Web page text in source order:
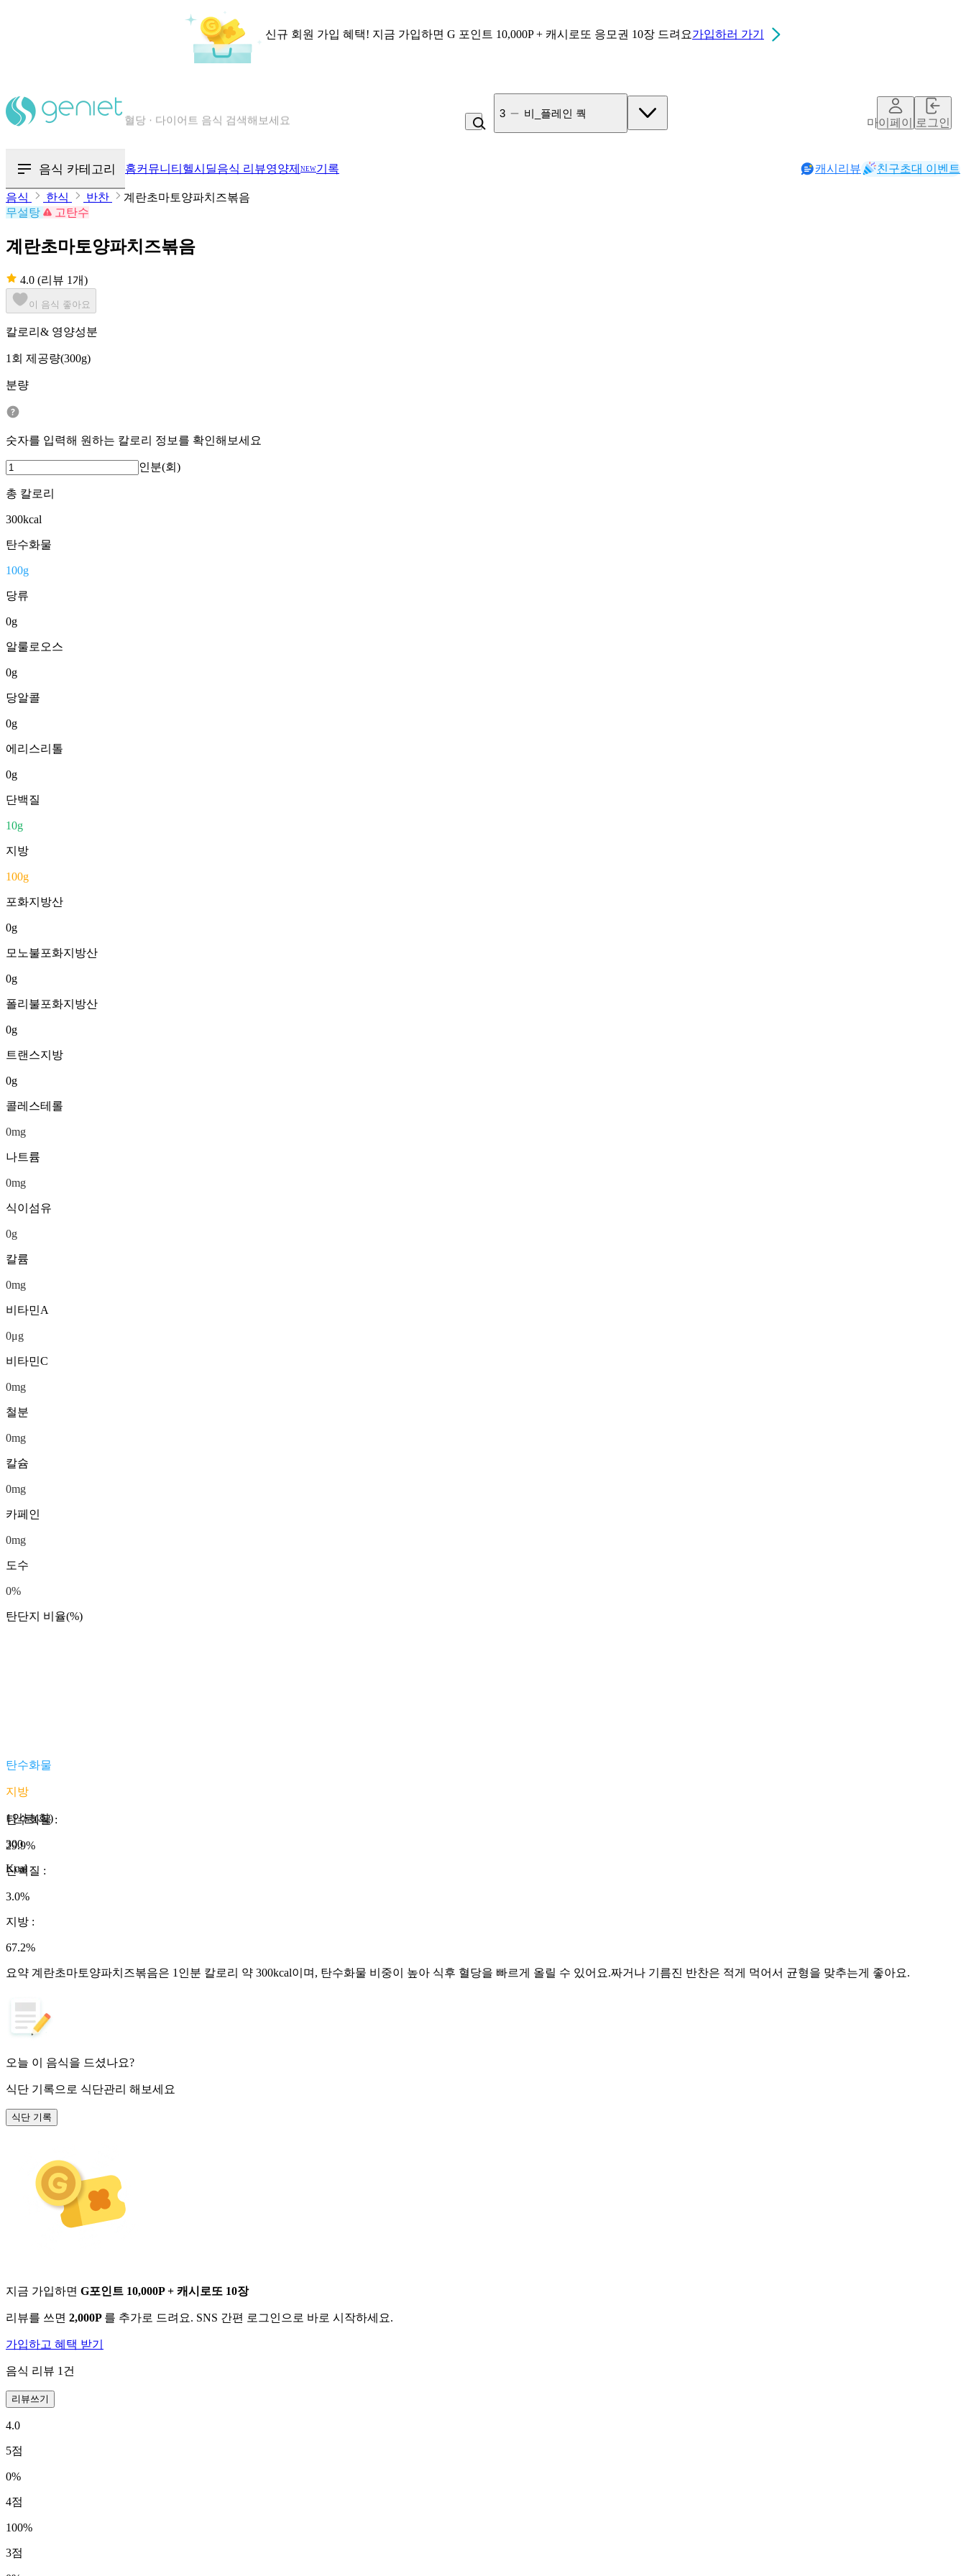
신규 회원 가입 혜택! 지금 가입하면 G 포인트 10,000P + 캐시로또 응모권 10장 드려요가입하러 가기
칼로리와 영양성분을 검색해보세요
4 미각제빵소 더블스콘
마이페이지로그인
음식 카테고리 홈커뮤니티 헬시딜음식 리뷰영양제 NEW기록 캐시리뷰 친구초대 이벤트
음식 한식 반찬
계란초마토양파치즈볶음
무설탕
고탄수
계란초마토양파치즈볶음
4.0 (리뷰 1개)
이 음식 좋아요
칼로리& 영양성분
1회 제공량(300g)
분량
숫자를 입력해 원하는 칼로리 정보를 확인해보세요
인분(회)
총 칼로리
300kcal
탄수화물
100g
당류
0g
알룰로오스
0g
당알콜
0g
에리스리톨
0g
단백질
10g
지방
100g
포화지방산
0g
모노불포화지방산
0g
폴리불포화지방산
0g
트랜스지방
0g
콜레스테롤
0mg
나트륨
0mg
식이섬유
0g
칼륨
0mg
비타민A
0μg
비타민C
0mg
철분
0mg
칼슘
0mg
카페인
0mg
도수
0%
탄단지 비율(%)
탄수화물
지방
1인분(회)
300
Kcal
탄수화물:
29.9%
단백질 :
3.0%
지방 :
67.2%
요약 계란초마토양파치즈볶음은 1인분 칼로리 약 300kcal이며, 탄수화물 비중이 높아 식후 혈당을 빠르게 올릴 수 있어요.짜거나 기름진 반찬은 적게 먹어서 균형을 맞추는게 좋아요.
오늘 이 음식을 드셨나요?
식단 기록으로 식단관리 해보세요
식단 기록
지금 가입하면 G포인트 10,000P + 캐시로또 10장
리뷰를 쓰면 2,000P 를 추가로 드려요. SNS 간편 로그인으로 바로 시작하세요.
가입하고 혜택 받기
음식 리뷰 1 건
리뷰쓰기
4.0
5점
0%
4점
100%
3점